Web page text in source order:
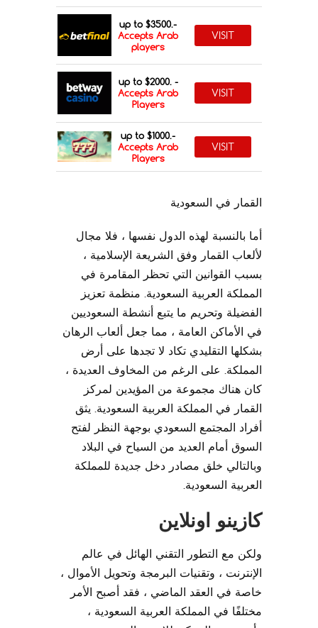
up to $3500.-
Accepts Arab
players
VISIT
up to $2000. -
Accepts Arab
Players
VISIT
up to $1000.-
Accepts Arab
Players
VISIT
القمار في السعودية
أما بالنسبة لهذه الدول نفسها ، فلا مجال
لألعاب القمار وفق الشريعة الإسلامية ،
بسبب القوانين التي تحظر المقامرة في
المملكة العربية السعودية. منظمة تعزيز
الفضيلة وتحريم ما يتبع أنشطة السعوديين
في الأماكن العامة ، مما جعل ألعاب الرهان
بشكلها التقليدي تكاد لا تجدها على أرض
المملكة. على الرغم من المخاوف العديدة ،
كان هناك مجموعة من المؤيدين لمركز
القمار في المملكة العربية السعودية. يثق
أفراد المجتمع السعودي بوجهة النظر لفتح
السوق أمام العديد من السياح في البلاد
وبالتالي خلق مصادر دخل جديدة للمملكة
العربية السعودية.
كازينو اونلاين
ولكن مع التطور التقني الهائل في عالم
الإنترنت ، وتقنيات البرمجة وتحويل الأموال ،
خاصة في العقد الماضي ، فقد أصبح الأمر
مختلفًا في المملكة العربية السعودية ،